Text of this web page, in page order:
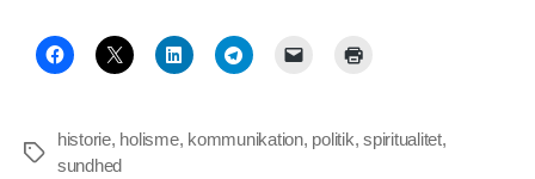
Tags
historie, holisme, kommunikation, politik,spiritualitet,
sundhed